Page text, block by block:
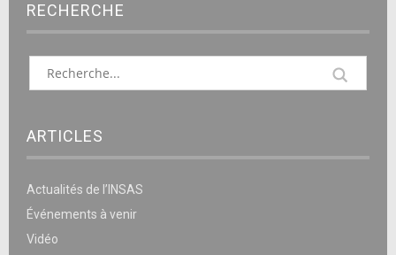
RECHERCHE
ARTICLES
Actualités de l’INSAS
Événements à venir
Vidéo